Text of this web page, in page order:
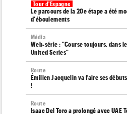
Tour d'Espagne
Le parcours de la 20e étape a été
d'éboulements
Média
Web-série : "Course toujours, dans
United Series"
Route
Émilien Jacquelin va faire ses
!
Route
Isaac Del Toro a prolongé avec UAE